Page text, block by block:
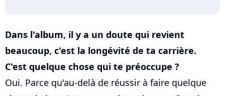
Dans l'album, il y a un doute qui revient
beaucoup, c'est la longévité de ta carrière.
C'est quelque chose qui te préoccupe ?
Oui. Parce qu'au-delà de réussir à faire quelque